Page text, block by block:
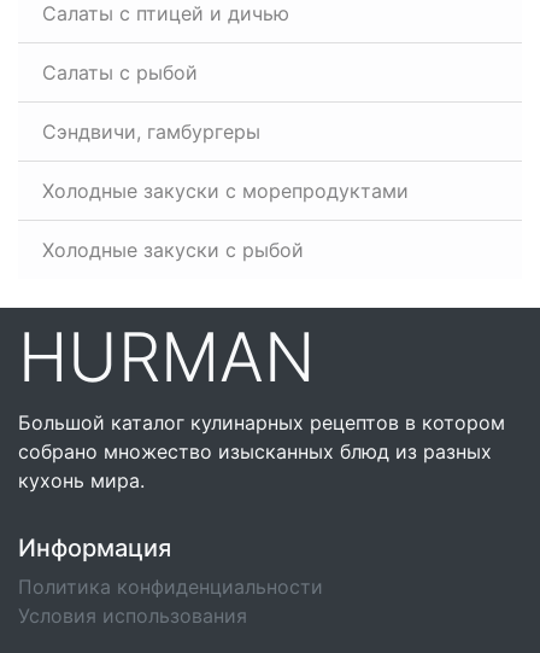
Салаты с птицей и дичью
Салаты с рыбой
Сэндвичи, гамбургеры
Холодные закуски с морепродуктами
Холодные закуски с рыбой
HURMAN
Большой каталог кулинарных рецептов в котором
собрано множество изысканных блюд из разных
кухонь мира.
Информация
Политика конфиденциальности
Условия использования